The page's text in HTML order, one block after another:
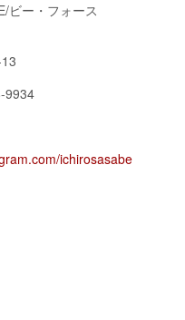
ビー・フォース
9934
ichirosasabe